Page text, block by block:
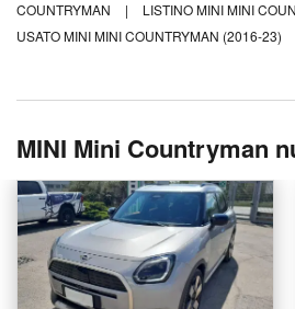
COUNTRYMAN
| LISTINO MINI MINI
USATO MINI MINI COUNTRYMAN (2016-23)
MINI Mini Countryman